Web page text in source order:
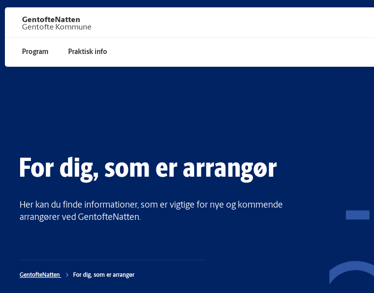
GentofteNatten
Gentofte Kommune
Program Praktisk info
For dig, som er arrangør
Her kan du finde informationer, som er vigtige for nye og kommende
arrangører ved GentofteNatten.
GentofteNatten For dig, som er arrangør